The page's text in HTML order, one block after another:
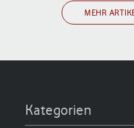
MEHR
Kategorien